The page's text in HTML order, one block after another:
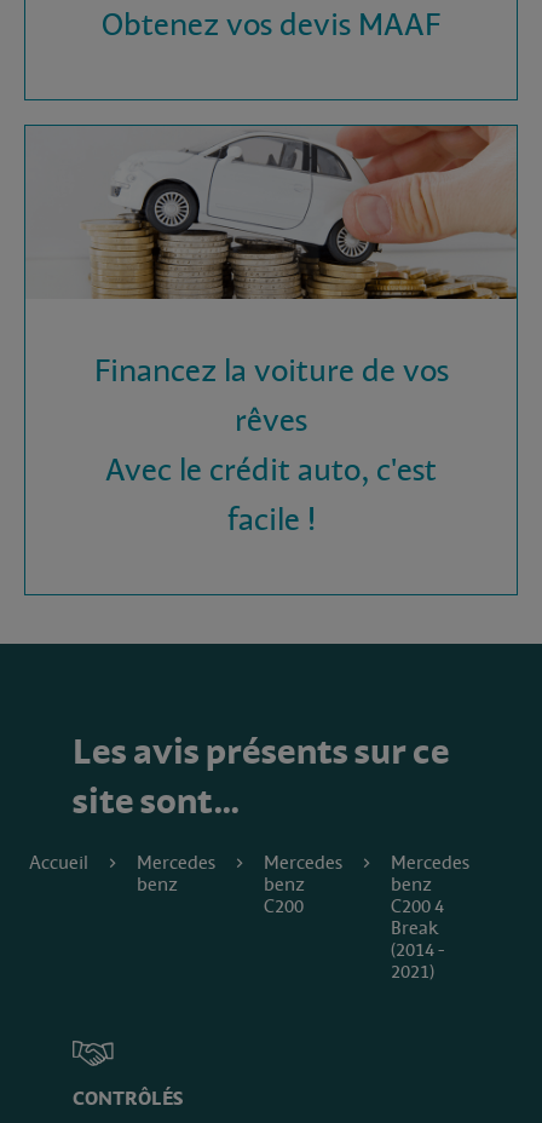
Obtenez vos devis MAAF
Financez la voiture de vos
rêves
Avec le crédit auto, c'est
facile !
Les avis présents sur ce
site sont…
Accueil
Mercedes
benz
Mercedes
benz
C200
Mercedes
benz
C200 4
Break
(2014 -
2021)
CONTRÔLÉS